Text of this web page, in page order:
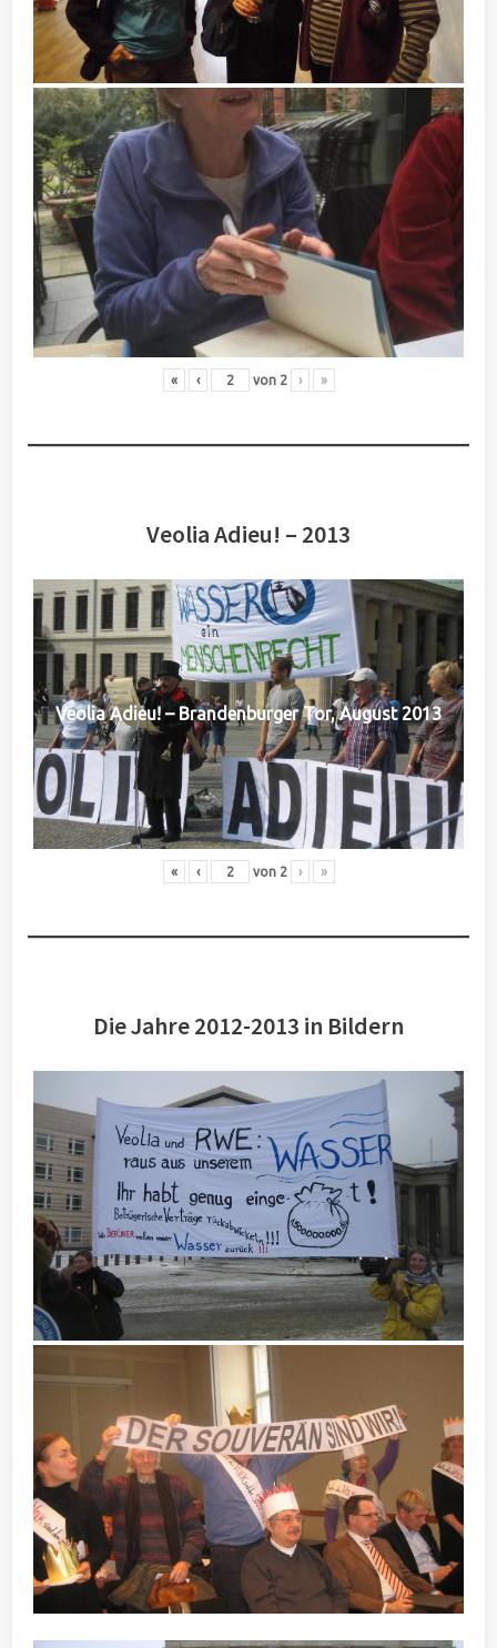
« ‹ von 2 › »
Veolia Adieu! – 2013
Veolia Adieu! – Brandenburger Tor, August 2013
« ‹ von 2 › »
Die Jahre 2012-2013 in Bildern